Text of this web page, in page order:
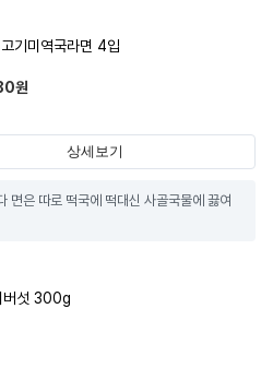
기미역국라면 4입
원
상세보기
면은 따로 떡국에 떡대신 사골국물에 끓여
버섯 300g